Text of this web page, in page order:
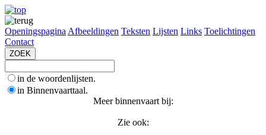
Openingspagina Afbeeldingen Teksten Lijsten Links Toelichtingen
Contact
in de woordenlijsten.
in Binnenvaarttaal.
Meer binnenvaart bij:
Zie ook: